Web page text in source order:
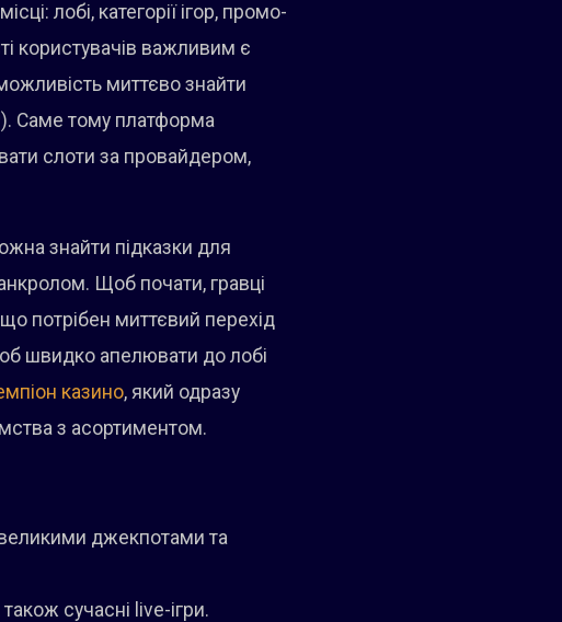
лобі, категорії ігор, промо-
користувачів важливим є
миттєво знайти
Саме тому платформа
слоти за провайдером,
знайти підказки для
Щоб почати, гравці
потрібен миттєвий перехід
швидко апелювати до лобі
казино, який одразу
з асортиментом.
великими джекпотами та
сучасні live-ігри.